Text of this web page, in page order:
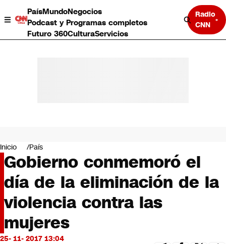
PaísMundoNegocios
Podcast y Programas completos
Futuro 360CulturaServicios
Radio
CNN
Negocios
Deportes
Programas completos
Cultura
Servicios
Bits
CNN tiempo
Futuro 360
Inicio País
Gobierno conmemoró el
día de la eliminación de la
violencia contra las
mujeres
25- 11- 2017 13:04